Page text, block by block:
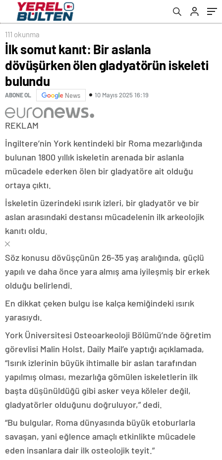
111 okunma
İlk somut kanıt: Bir aslanla
dövüşürken ölen gladyatörün iskeleti
bulundu
ABONE OL News 10 Mayıs 2025 16:19
REKLAM
İngiltere’nin York kentindeki bir Roma mezarlığında
bulunan 1800 yıllık iskeletin arenada bir aslanla
mücadele ederken ölen bir gladyatöre ait olduğu
ortaya çıktı.
İskeletin üzerindeki ısırık izleri, bir gladyatör ve bir
aslan arasındaki destansı mücadelenin ilk arkeolojik
kanıtı oldu.
Söz konusu dövüşçünün 26-35 yaş aralığında, güçlü
yapılı ve daha önce yara almış ama iyileşmiş bir erkek
olduğu belirlendi.
En dikkat çeken bulgu ise kalça kemiğindeki ısırık
yarasıydı.
York Üniversitesi Osteoarkeoloji Bölümü’nde öğretim
görevlisi Malin Holst, Daily Mail’e yaptığı açıklamada,
“Isırık izlerinin büyük ihtimalle bir aslan tarafından
yapılmış olması, mezarlığa gömülen iskeletlerin ilk
başta düşünüldüğü gibi asker veya köleler değil,
gladyatörler olduğunu doğruluyor,” dedi.
“Bu bulgular, Roma dünyasında büyük etoburlarla
savaşan, yani eğlence amaçlı etkinlikte mücadele
eden insanlara dair ilk osteolojik teyit.”